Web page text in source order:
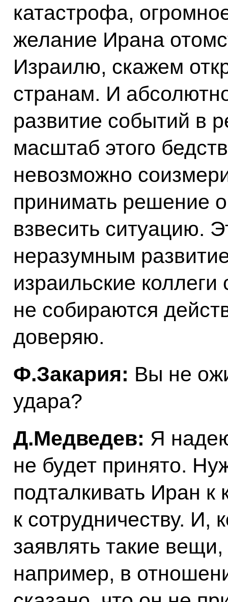
катастрофа,
желание Ирана
Израилю, скажем
странам. И
развитие событий в
масштаб этого
невозможно
принимать решение
взвесить ситуацию.
неразумным
израильские коллеги
не собираются
доверяю.
Ф.Закария: Вы не
удара?
Д.Медведев: Я
не будет принято.
подталкивать Иран к
к сотрудничеству. И,
заявлять такие
например, в